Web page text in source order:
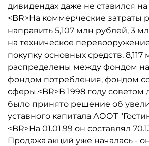
дивидендах даже не ставился
<BR>На коммерческие затраты
направить 5,107 млн рублей, 3
на техническое
покупку основных средств,
распределены между фондом
фондом потребления, фондом
сферы.<BR>В 1998 году советом
было принято решение об
уставного капитала АООТ
<BR>На 01.01.99 он составлял
Продажа акций уже началась -